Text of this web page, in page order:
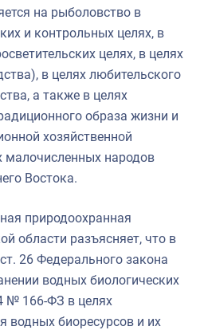
на рыболовство в
и контрольных целях, в
целях, в целях
в целях любительского
а также в целях
образа жизни и
хозяйственной
малочисленных народов
Востока.
природоохранная
области разъясняет, что в
26 Федерального закона
водных биологических
№ 166-ФЗ в целях
водных биоресурсов и их